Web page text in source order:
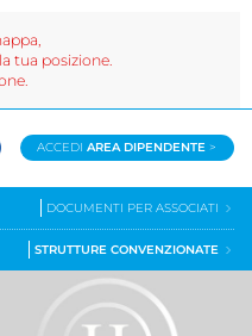
ACCEDIAREA DIPENDENTE >
DOCUMENTI PER ASSOCIATI
STRUTTURE CONVENZIONATE
tua posizione.